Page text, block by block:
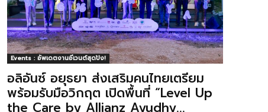
Events : อัพเดตงานอีเวนต์สุดปัง!
อลิอันซ์ อยุธยา ส่งเสริมคนไทยเตรียม
พร้อมรับมือวิกฤต เปิดพื้นที่ “Level Up
the Care by Allianz Ayudhy...